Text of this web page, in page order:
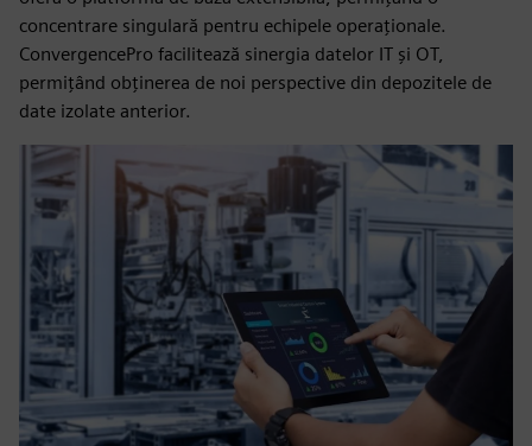
concentrare singulară pentru echipele operaționale.
ConvergencePro facilitează sinergia datelor IT și OT,
permițând obținerea de noi perspective din depozitele de
date izolate anterior.